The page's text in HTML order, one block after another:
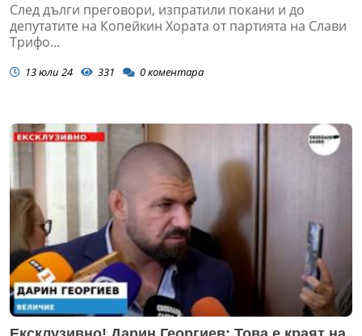
След дълги преговори, изпратили покани и до
депутатите на Копейкин Хората от партията на Слави
Трифо...
13 юли 24 331 0коментара